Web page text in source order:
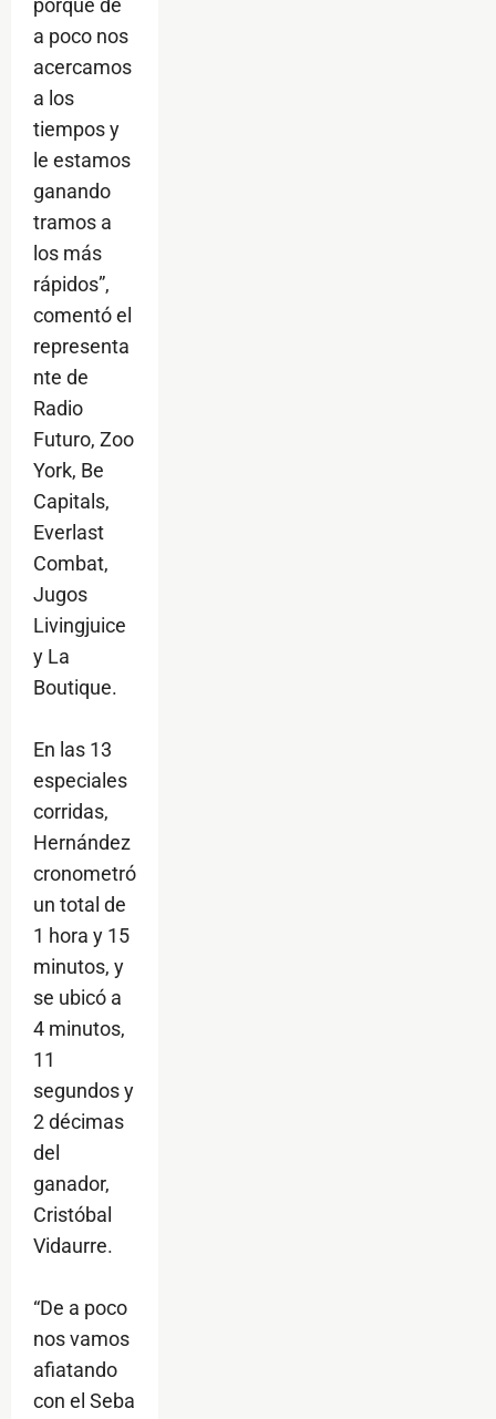
porque de
a poco nos
acercamos
a los
tiempos y
le estamos
ganando
tramos a
los más
rápidos”,
comentó el
representa
nte de
Radio
Futuro, Zoo
York, Be
Capitals,
Everlast
Combat,
Jugos
Livingjuice
y La
Boutique.
En las 13
especiales
corridas,
Hernández
cronometró
un total de
1 hora y 15
minutos, y
se ubicó a
4 minutos,
11
segundos y
2 décimas
del
ganador,
Cristóbal
Vidaurre.
“De a poco
nos vamos
afiatando
con el Seba